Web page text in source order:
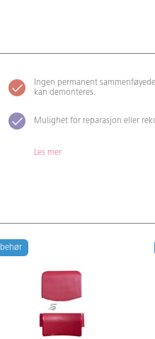
Ingen permanent
kan demonteres.
Mulighet for reparasjon eller
Les mer